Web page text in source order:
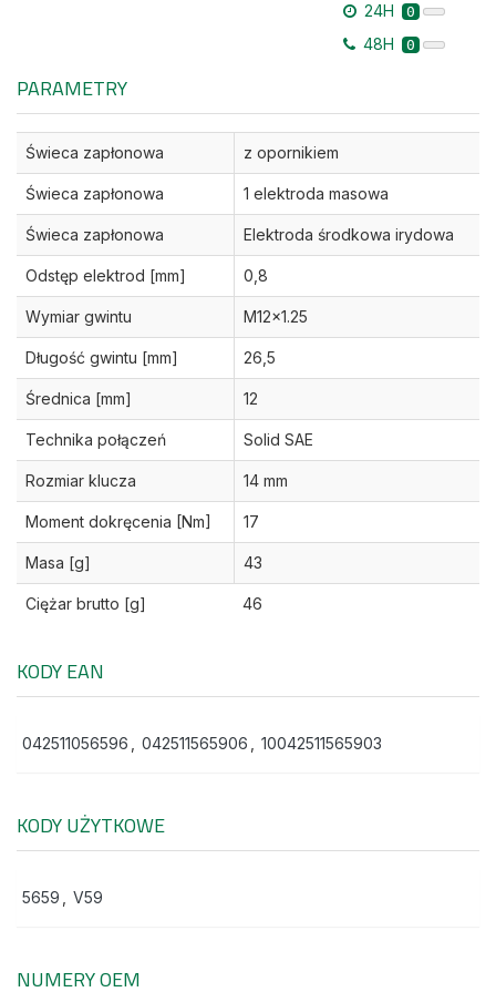
24H 0
48H 0
PARAMETRY
Świeca zapłonowa z opornikiem
Świeca zapłonowa 1 elektroda masowa
Świeca zapłonowa Elektroda środkowa irydowa
Odstęp elektrod [mm] 0,8
Wymiar gwintu M12x1.25
Długość gwintu [mm] 26,5
Średnica [mm] 12
Technika połączeń Solid SAE
Rozmiar klucza 14 mm
Moment dokręcenia [Nm] 17
Masa [g] 43
Ciężar brutto [g] 46
KODY EAN
042511056596 042511565906 10042511565903
KODY UŻYTKOWE
5659 V59
NUMERY OEM